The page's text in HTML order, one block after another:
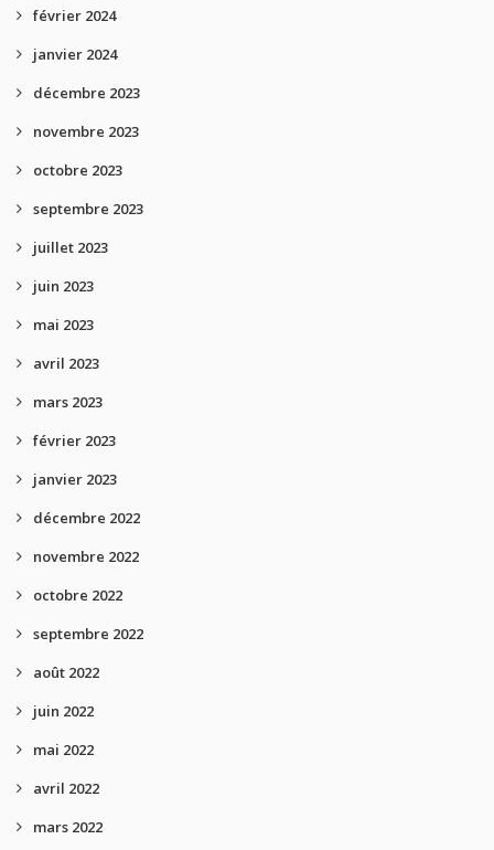
février 2024
janvier 2024
décembre 2023
novembre 2023
octobre 2023
septembre 2023
juillet 2023
juin 2023
mai 2023
avril 2023
mars 2023
février 2023
janvier 2023
décembre 2022
novembre 2022
octobre 2022
septembre 2022
août 2022
juin 2022
mai 2022
avril 2022
mars 2022